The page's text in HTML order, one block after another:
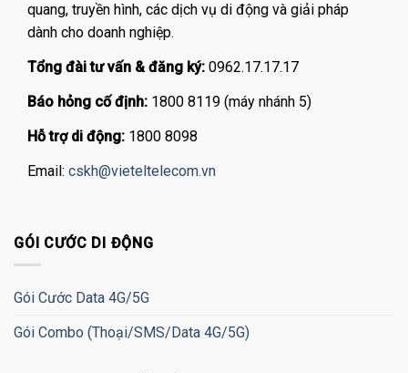
quang, truyền hình, các dịch vụ di động và giải pháp
dành cho doanh nghiệp.
Tổng đài tư vấn & đăng ký: 0962.17.17.17
Báo hỏng cố định: 1800 8119 (máy nhánh 5)
Hỗ trợ di động: 1800 8098
Email: cskh@vieteltelecom.vn
GÓI CƯỚC DI ĐỘNG
Gói Cước Data 4G/5G
Gói Combo (Thoại/SMS/Data 4G/5G)